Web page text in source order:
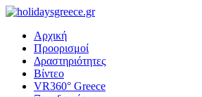
Αρχική
Προορισμοί
Δραστηριότητες
Βίντεο
VR360° Greece